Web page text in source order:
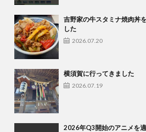
吉野家の牛スタミナ焼肉丼
した
2026.07.20
横須賀に行ってきました
2026.07.19
2026年Q3開始のアニメを